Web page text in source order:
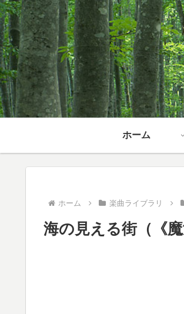
ホーム
ホーム 楽曲ライブラリ
海の見える街（《